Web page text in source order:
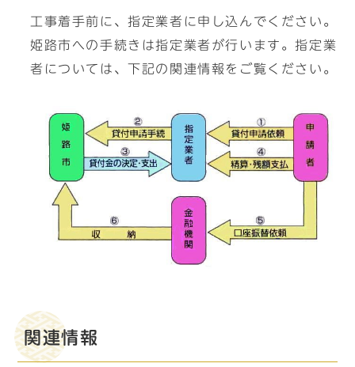
工事着手前に、指定業者に申し込んでください。
姫路市への手続きは指定業者が行います。指定業
者については、下記の関連情報をご覧ください。
関連情報